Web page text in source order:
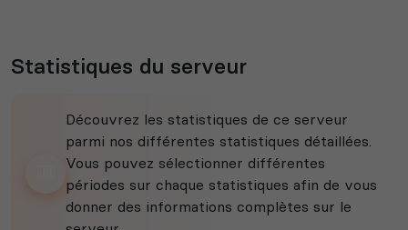
Statistiques du serveur
Découvrez les statistiques de ce serveur
parmi nos différentes statistiques détaillées.
Vous pouvez sélectionner différentes
périodes sur chaque statistiques afin de vous
donner des informations complètes sur le